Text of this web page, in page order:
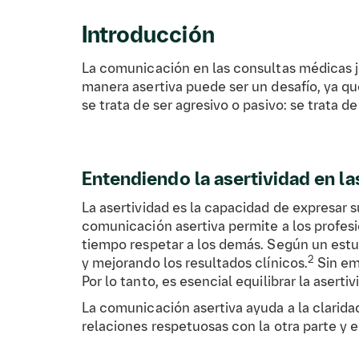
Introducción
La comunicación en las consultas
manera asertiva puede ser un desafío, ya
se trata de ser agresivo o pasivo: se trata
Entendiendo la asertividad en
La asertividad es la capacidad de expresar
comunicación asertiva permite a los
tiempo respetar a los demás. Según un
y mejorando los resultados clínicos.2 Sin
Por lo tanto, es esencial equilibrar la
La comunicación asertiva ayuda a la
relaciones respetuosas con la otra parte y